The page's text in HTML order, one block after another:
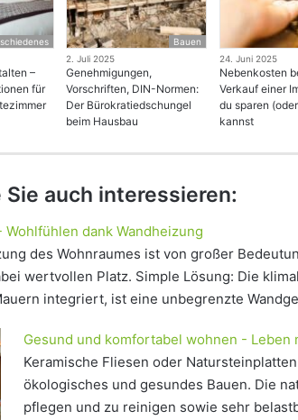
–
für
Bauen
2. Juli 2025
Genehmigungen,
Vorschriften, DIN-Normen:
Der Bürokratiedschungel
beim Hausbau
24. Juni 2025
Nebenkosten
Verkauf einer
du sparen
kannst
Sie auch interessieren:
dank Wandheizung
des Wohnraumes ist von großer
wertvollen Platz. Simple Lösung: Die
integriert, ist eine unbegrenzte
Gesund und komfortabel wohnen - Leben
Keramische Fliesen oder
ökologisches und gesundes Bauen. Die
pflegen und zu reinigen sowie sehr